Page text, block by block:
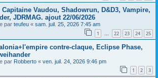
Capitaine Vaudou, Shadowrun, D&D3, Vampire,
JDRMAG. ajout 22/06/2026
par teufeu « sam. juil. 25, 2026 7:45 am
1 22 23 24 25
contre-claque, Eclipse Phase,
par Robberto « ven. juil. 24, 2026 9:46 pm
1 2 3